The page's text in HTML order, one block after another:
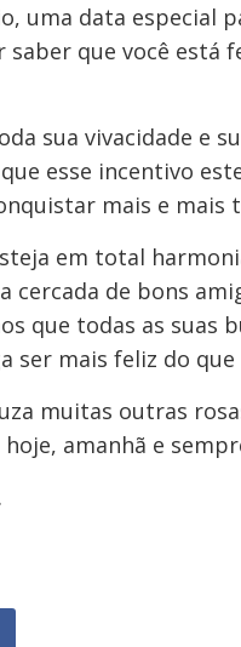
uma data especial
que você está
sua vivacidade e
esse incentivo
mais e mais
em total
cercada de bons
que todas as suas
ser mais feliz do que
muitas outras
amanhã e